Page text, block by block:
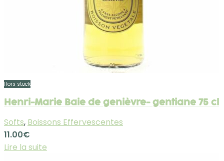
Hors stock
Henri-Marie Baie de genièvre- gentiane 75 cl
Softs, Boissons Effervescentes
11.00€
Lire la suite